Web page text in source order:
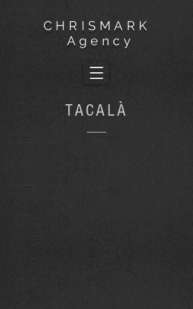
CHRISMARK
Agency
TACALÀ